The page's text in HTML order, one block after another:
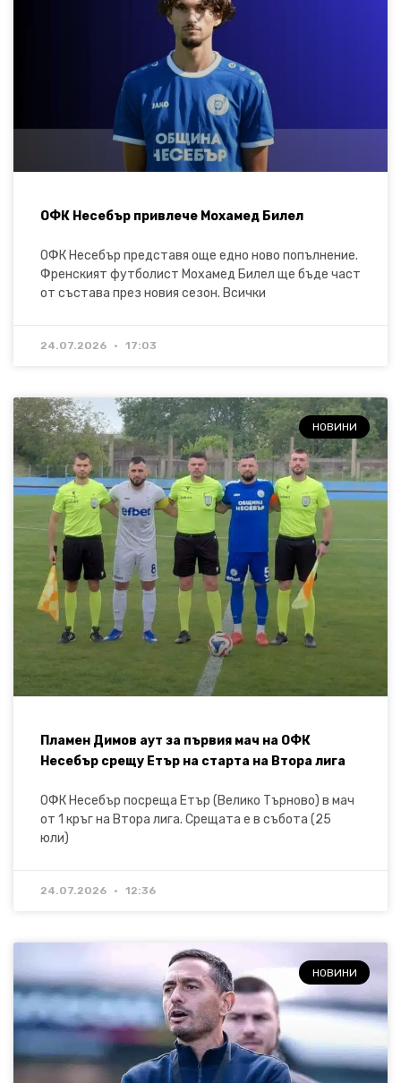
ОФК Несебър привлече Мохамед Билел
ОФК Несебър представя още едно ново попълнение.
Френският футболист Мохамед Билел ще бъде част
от състава през новия сезон. Всички
24.07.2026 17:03
НОВИНИ
Пламен Димов аут за първия мач на ОФК
Несебър срещу Етър на старта на Втора лига
ОФК Несебър посреща Етър (Велико Търново) в мач
от 1 кръг на Втора лига. Срещата е в събота (25
юли)
24.07.2026 12:36
НОВИНИ